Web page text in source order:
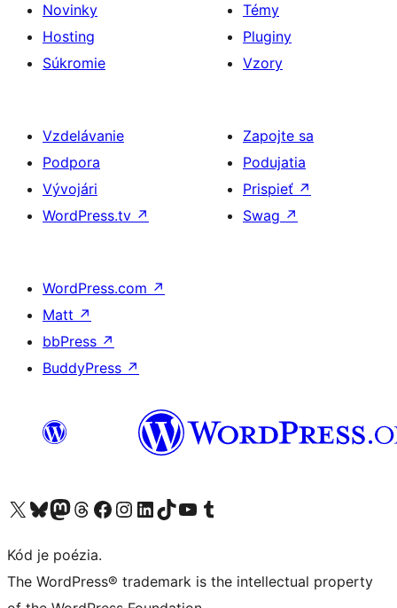
Novinky
Hosting
Súkromie
Témy
Pluginy
Vzory
Vzdelávanie
Podpora
Vývojári
WordPress.tv ↗
Zapojte sa
Podujatia
Prispieť ↗
Swag ↗
WordPress.com ↗
Matt ↗
bbPress ↗
BuddyPress ↗
Navštívte náš účet na X (predtým Twitter)
Navštívte náš účet na platforme Bluesky
Navštívte náš účet na Mastodone
Navštívte náš účet na platforme Threads
Navštívte našu stránku na Facebooku
Navštívte náš účet Instagram
Navštívte náš účet LinkedIn
Navštívte náš účet na platforme TikTok
Navštívte náš kanál YouTube
Navštívte náš účet na platforme Tumblr
Kód je poézia.
The WordPress® trademark is the intellectual property